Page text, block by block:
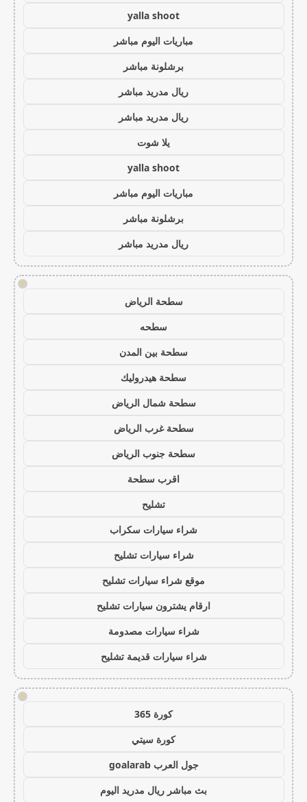
yalla shoot
مباريات اليوم مباشر
برشلونة مباشر
ريال مدريد مباشر
ريال مدريد مباشر
يلا شوت
yalla shoot
مباريات اليوم مباشر
برشلونة مباشر
ريال مدريد مباشر
!
سطحة الرياض
سطحه
سطحة بين المدن
سطحة هيدروليك
سطحة شمال الرياض
سطحة غرب الرياض
سطحة جنوب الرياض
اقرب سطحة
تشليح
شراء سيارات سكراب
شراء سيارات تشليح
موقع شراء سيارات تشليح
ارقام يشترون سيارات تشليح
شراء سيارات مصدومة
شراء سيارات قديمة تشليح
!
كورة 365
كورة سيتي
جول العرب goalarab
بث مباشر ريال مدريد اليوم